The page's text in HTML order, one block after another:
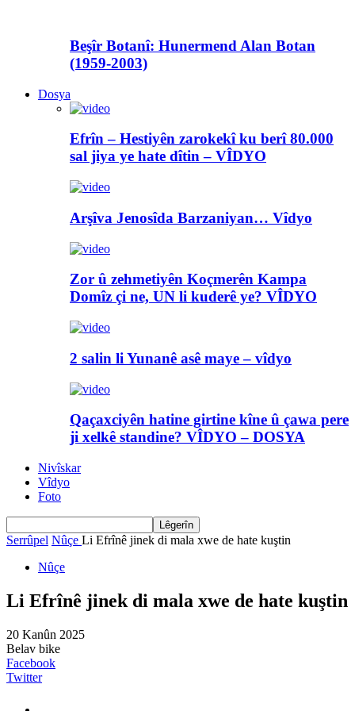
Beşîr Botanî: Hunermend Alan Botan
(1959-2003)
Dosya
Efrîn – Hestiyên zarokekî ku berî 80.000
sal jiya ye hate dîtin – VÎDYO
Arşîva Jenosîda Barzaniyan… Vîdyo
Zor û zehmetiyên Koçmerên Kampa
Domîz çi ne, UN li kuderê ye? VÎDYO
2 salin li Yunanê asê maye – vîdyo
Qaçaxciyên hatine girtine kîne û çawa pere
ji xelkê standine? VÎDYO – DOSYA
Nivîskar
Vîdyo
Foto
Serrûpel Nûçe Li Efrînê jinek di mala xwe de hate kuştin
Nûçe
Li Efrînê jinek di mala xwe de hate kuştin
20 Kanûn 2025
Belav bike
Facebook
Twitter